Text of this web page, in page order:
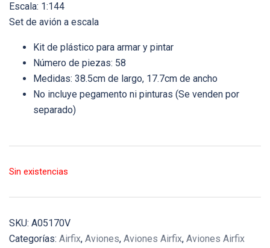
Escala: 1:144
Set de avión a escala
Kit de plástico para armar y pintar
Número de piezas: 58
Medidas: 38.5cm de largo, 17.7cm de ancho
No incluye pegamento ni pinturas (Se venden por
separado)
Sin existencias
SKU: A05170V
Categorías: Airfix, Aviones, Aviones Airfix, Aviones Airfix